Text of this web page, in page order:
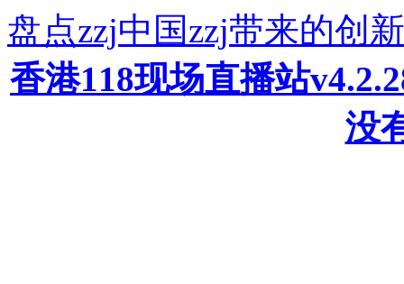
盘点zzj中国zzj带来的创
香港118现场直播站
没